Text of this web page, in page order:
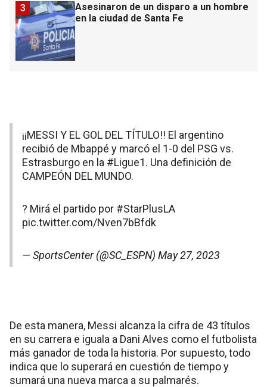
Asesinaron de un disparo a un hombre
en la ciudad de Santa Fe
3
¡¡MESSI Y EL GOL DEL TÍTULO!! El argentino
recibió de Mbappé y marcó el 1-0 del PSG vs.
Estrasburgo en la #Ligue1. Una definición de
CAMPEÓN DEL MUNDO.
? Mirá el partido por #StarPlusLA
pic.twitter.com/Nven7bBfdk
— SportsCenter (@SC_ESPN) May 27, 2023
De esta manera, Messi alcanza la cifra de 43 títulos
en su carrera e iguala a Dani Alves como el futbolista
más ganador de toda la historia. Por supuesto, todo
indica que lo superará en cuestión de tiempo y
sumará una nueva marca a su palmarés.